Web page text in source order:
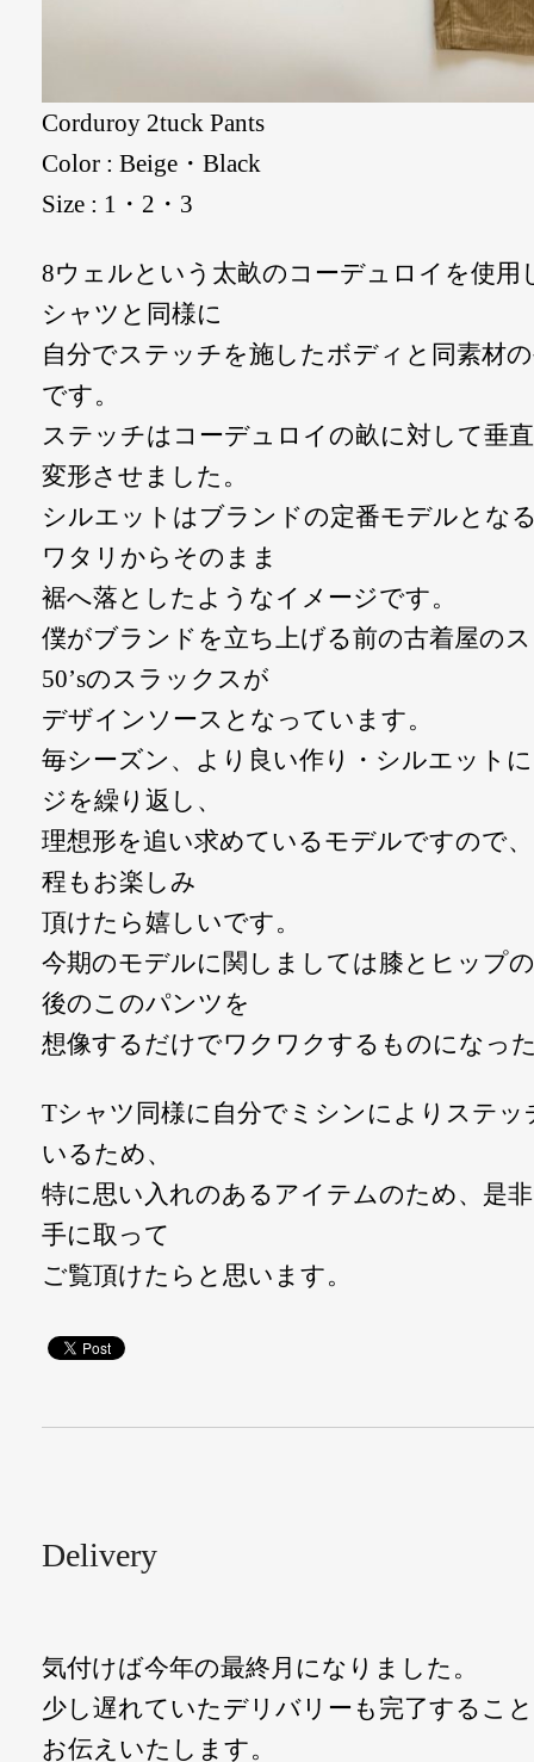
Corduroy 2tuck Pants
Color : Beige・Black
Size : 1・2・3
8ウェルという太畝のコーデュロイを使用
シャツと同様に
自分でステッチを施したボディと同素材
です。
ステッチはコーデュロイの畝に対して垂
変形させました。
シルエットはブランドの定番モデルとな
ワタリからそのまま
裾へ落としたようなイメージです。
僕がブランドを立ち上げる前の古着屋の
50’sのスラックスが
デザインソースとなっています。
毎シーズン、より良い作り・シルエット
ジを繰り返し、
理想形を追い求めているモデルですので
程もお楽しみ
頂けたら嬉しいです。
今期のモデルに関しましては膝とヒップ
後のこのパンツを
想像するだけでワクワクするものになっ
Tシャツ同様に自分でミシンによりステ
いるため、
特に思い入れのあるアイテムのため、是
手に取って
ご覧頂けたらと思います。
Delivery
気付けば今年の最終月になりました。
少し遅れていたデリバリーも完了するこ
お伝えいたします。